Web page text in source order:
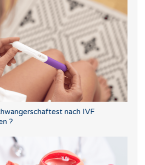
nach IVF
?